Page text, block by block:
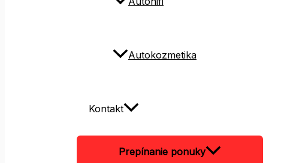
Autokozmetika
Kontakt
Prepínanie ponuky